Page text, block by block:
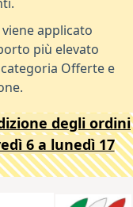
applicato
più elevato
Offerte e
degli ordini
6 a lunedì 17